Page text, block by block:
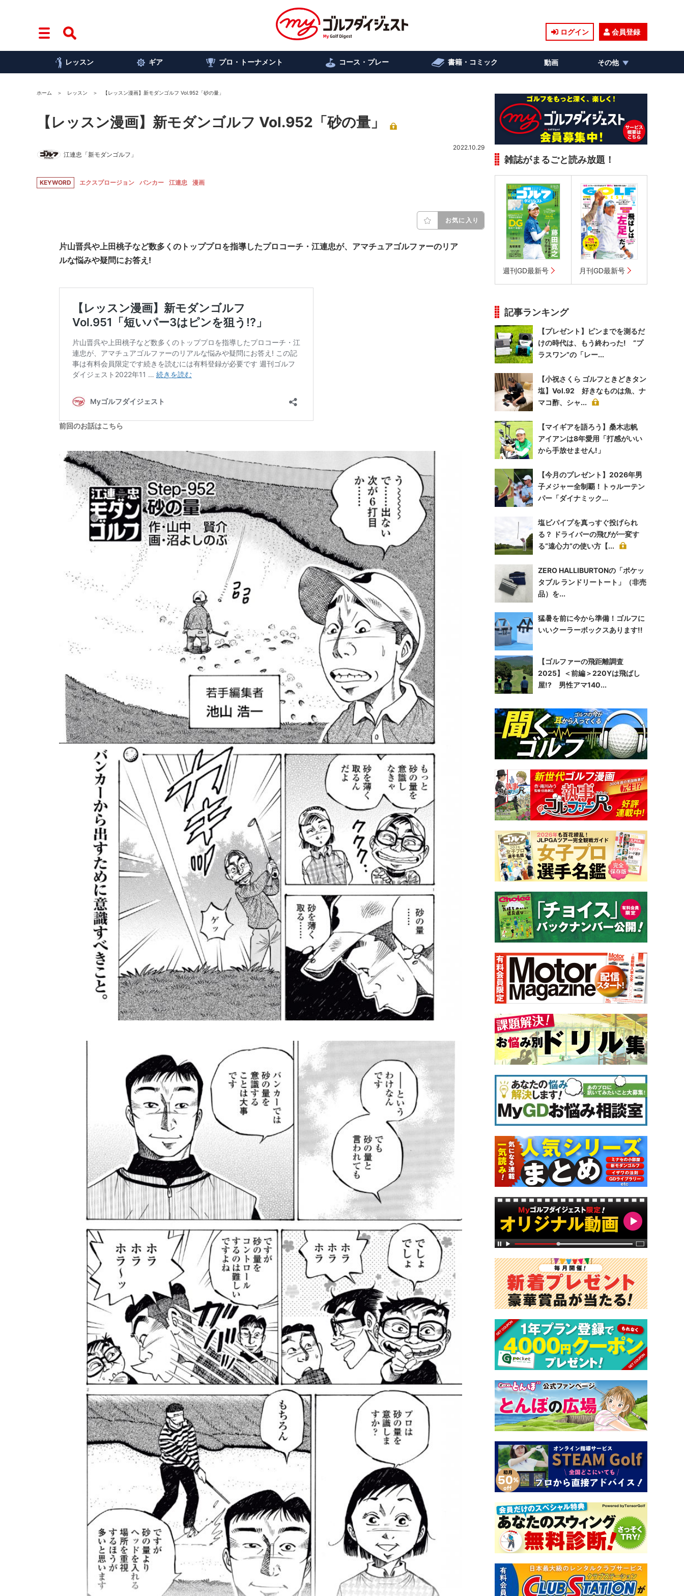
ログイン 会員登録
レッスン ギア プロ・トーナメント コース・プレー 書籍・コミック 動画 その他
ホーム レッスン 【レッスン漫画】新モダンゴルフ Vol.952「砂の量」
【レッスン漫画】新モダンゴルフ Vol.952「砂の量」
江連忠「新モダンゴルフ」
2022.10.29
KEYWORD エクスプロージョン バンカー 江連忠 漫画
お気に入り
片山晋呉や上田桃子など数多くのトッププロを指導したプロコーチ・江連忠が、アマチュアゴルファーのリア
ルな悩みや疑問にお答え!
前回のお話はこちら
雑誌がまるごと読み放題！
週刊GD最新号 月刊GD最新号
記事ランキング
【プレゼント】ピンまでを測るだ
けの時代は、もう終わった! “プ
ラスワン”の「レー...
【小祝さくら ゴルフときどきタン
塩】Vol.92 好きなものは魚、ナ
マコ酢、シャ...
【マイギアを語ろう】桑木志帆
アイアンは8年愛用「打感がいい
から手放せません!」
【今月のプレゼント】2026年男
子メジャー全制覇！トゥルーテン
パー「ダイナミック...
塩ビパイプを真っすぐ投げられ
る？ ドライバーの飛びが一変す
る“遠心力”の使い方【...
ZERO HALLIBURTONの「ポケッ
タブル ランドリートート」（非売
品）を...
猛暑を前に今から準備！ゴルフに
いいクーラーボックスあります!!
【ゴルファーの飛距離調査
2025】＜前編＞220Yは飛ばし
屋!? 男性アマ140...